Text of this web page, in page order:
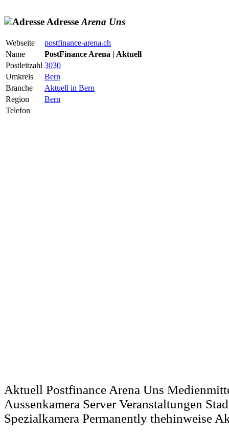
Adresse Arena Uns
Webseite
postfinance-arena.ch
Name
PostFinance Arena | Aktuell
Postleitzahl 3030
Umkreis
Bern
Branche
Aktuell in Bern
Region
Bern
Telefon
Aktuell Postfinance Arena Uns
Aussenkamera Server Veranstaltungen
Spezialkamera Permanently thehinweise